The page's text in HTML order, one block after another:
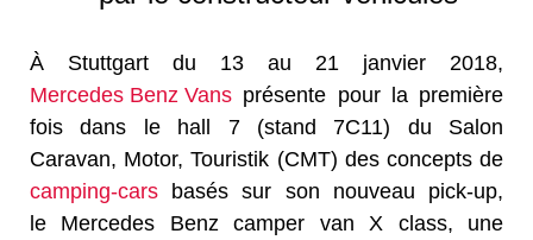
À Stuttgart du 13 au 21 janvier 2018,
Mercedes Benz Vans présente pour la première
fois dans le hall 7 (stand 7C11) du Salon
Caravan, Motor, Touristik (CMT) des concepts de
camping-cars basés sur son nouveau pick-up,
le Mercedes Benz camper van X class, une